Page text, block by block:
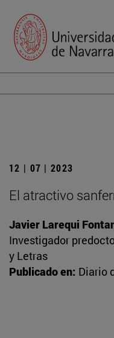
12 | 07 | 2023
El atractivo
Javier Larequi
Investigador
y Letras
Publicado en: Diario